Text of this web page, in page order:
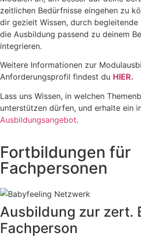
zeitlichen Bedürfnisse eingehen zu
dir gezielt Wissen, durch begleitende
die Ausbildung passend zu deinem
integrieren.
Weitere Informationen zur
Anforderungsprofil findest du HIER.
Lass uns Wissen, in welchen
unterstützen dürfen, und erhalte ein
Ausbildungsangebot.
Fortbildungen für
Fachpersonen
Ausbildung zur zert.
Fachperson